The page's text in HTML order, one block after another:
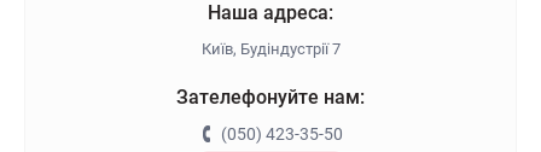
Наша адреса:
Київ, Будіндустрії 7
Зателефонуйте нам:
(050) 423-35-50